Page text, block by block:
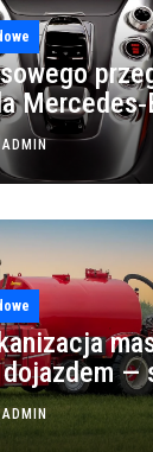
ADMIN
—
ADMIN